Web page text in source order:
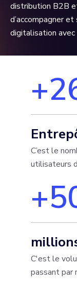
distribution B2B
d’accompagner
digitalisation
C’est le
utilisateurs
C'est le
passant par